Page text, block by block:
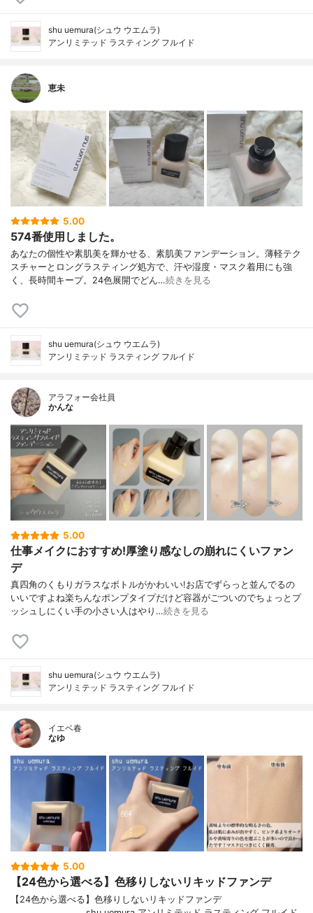
shu uemura(シュウ ウエムラ)
アンリミテッド ラスティング フルイド
恵未
5.00
574番使用しました。
あなたの個性や素肌美を輝かせる、素肌美ファンデーション。薄軽テク
スチャーとロングラスティング処方で、汗や湿度・マスク着用にも強
く、長時間キープ。24色展開でどん…続きを見る
shu uemura(シュウ ウエムラ)
アンリミテッド ラスティング フルイド
アラフォー会社員
かんな
5.00
仕事メイクにおすすめ!厚塗り感なしの崩れにくいファン
デ
真四角のくもりガラスなボトルがかわいい!お店でずらっと並んでるの
いいですよね楽ちんなポンプタイプだけど容器がごついのでちょっとプ
ッシュしにくい手の小さい人はやり…続きを見る
shu uemura(シュウ ウエムラ)
アンリミテッド ラスティング フルイド
イエベ春
なゆ
5.00
【24色から選べる】色移りしないリキッドファンデ
【24色から選べる】色移りしないリキッドファンデ